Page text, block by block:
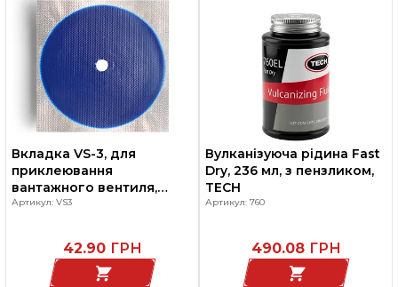
Вкладка VS-3, для
приклеювання
вантажного вентиля,
діаметр 88мм, Ferdus
Артикул: VS3
42.90 ГРН
Вулканізуюча рідина Fast
Dry, 236 мл, з пензликом,
TECH
Артикул: 760
490.08 ГРН